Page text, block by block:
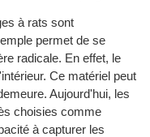
à rats sont
permet de se
radicale. En effet, le
Ce matériel peut
Aujourd'hui, les
choisies comme
à capturer les